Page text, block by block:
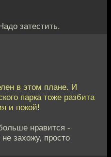
затестить.
в этом плане. И
парка тоже разбита
и покой!
нравится -
захожу, просто